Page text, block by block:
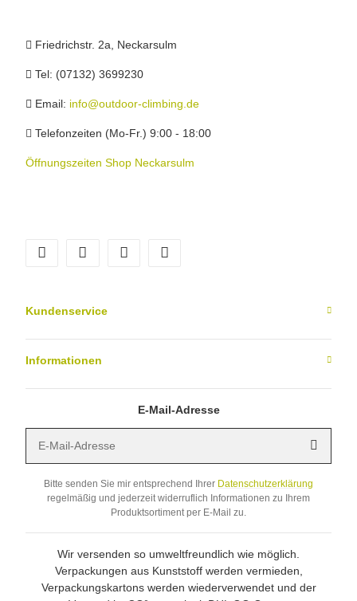
Friedrichstr. 2a, Neckarsulm
Tel: (07132) 3699230
Email: info@outdoor-climbing.de
Telefonzeiten (Mo-Fr.) 9:00 - 18:00
Öffnungszeiten Shop Neckarsulm
Kundenservice
Informationen
E-Mail-Adresse
Bitte senden Sie mir entsprechend Ihrer Datenschutzerklärung
regelmäßig und jederzeit widerruflich Informationen zu Ihrem
Produktsortiment per E-Mail zu.
Wir versenden so umweltfreundlich wie möglich.
Verpackungen aus Kunststoff werden vermieden,
Verpackungskartons werden wiederverwendet und der